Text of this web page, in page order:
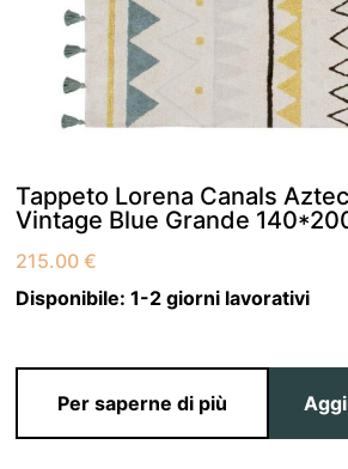
Tappeto Lorena Canals
Vintage Blue Grande
215.00€
Disponibile:1-2 giorni lavorativi
Per saperne di più